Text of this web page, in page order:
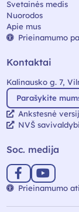
Svetainės medis
Nuorodos
Apie mus
Prieinamumo
Kontaktai
Kalinausko g. 7,
Parašykite
Ankstesnė
NVŠ
Soc. medija
Prieinamumo